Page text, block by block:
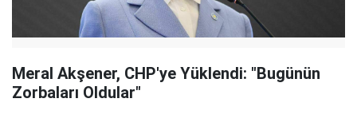
Meral Akşener, CHP'ye Yüklendi: "Bugünün
Zorbaları Oldular"